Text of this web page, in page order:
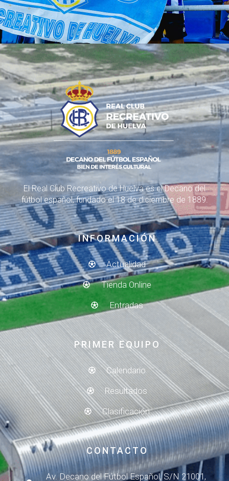
El Real Club Recreativo de Huelva es el Decano del
fútbol español, fundado el 18 de diciembre de 1889.
INFORMACIÓN
Actualidad
Tienda Online
Entradas
PRIMER EQUIPO
Calendario
Resultados
Clasificación
CONTACTO
Av. Decano del Fútbol Español, S/N 21001,